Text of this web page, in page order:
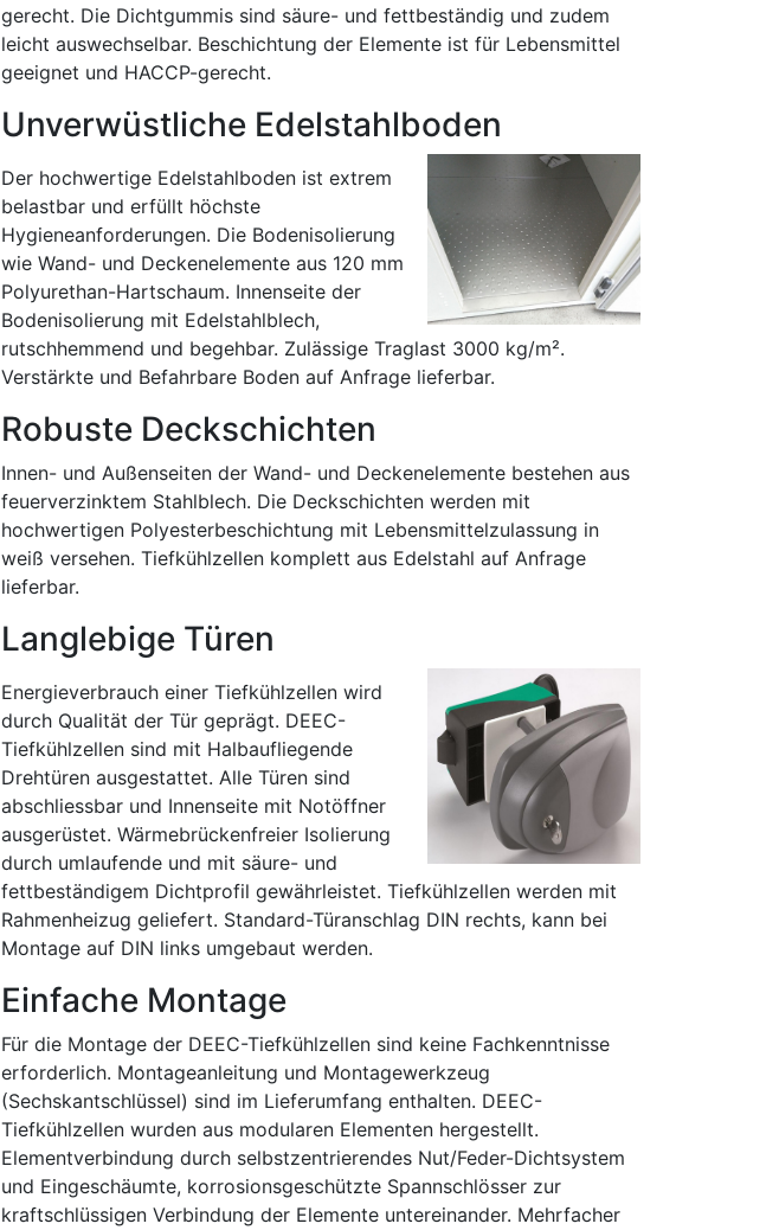
gerecht. Die Dichtgummis sind säure- und fettbeständig und zudem
leicht auswechselbar. Beschichtung der Elemente ist für Lebensmittel
geeignet und HACCP-gerecht.
Unverwüstliche Edelstahlboden
Der hochwertige Edelstahlboden ist extrem
belastbar und erfüllt höchste
Hygieneanforderungen. Die Bodenisolierung
wie Wand- und Deckenelemente aus 120 mm
Polyurethan-Hartschaum. Innenseite der
Bodenisolierung mit Edelstahlblech,
rutschhemmend und begehbar. Zulässige Traglast 3000 kg/m².
Verstärkte und Befahrbare Boden auf Anfrage lieferbar.
Robuste Deckschichten
Innen- und Außenseiten der Wand- und Deckenelemente bestehen aus
feuerverzinktem Stahlblech. Die Deckschichten werden mit
hochwertigen Polyesterbeschichtung mit Lebensmittelzulassung in
weiß versehen. Tiefkühlzellen komplett aus Edelstahl auf Anfrage
lieferbar.
Langlebige Türen
Energieverbrauch einer Tiefkühlzellen wird
durch Qualität der Tür geprägt. DEEC-
Tiefkühlzellen sind mit Halbaufliegende
Drehtüren ausgestattet. Alle Türen sind
abschliessbar und Innenseite mit Notöffner
ausgerüstet. Wärmebrückenfreier Isolierung
durch umlaufende und mit säure- und
fettbeständigem Dichtprofil gewährleistet. Tiefkühlzellen werden mit
Rahmenheizug geliefert. Standard-Türanschlag DIN rechts, kann bei
Montage auf DIN links umgebaut werden.
Einfache Montage
Für die Montage der DEEC-Tiefkühlzellen sind keine Fachkenntnisse
erforderlich. Montageanleitung und Montagewerkzeug
(Sechskantschlüssel) sind im Lieferumfang enthalten. DEEC-
Tiefkühlzellen wurden aus modularen Elementen hergestellt.
Elementverbindung durch selbstzentrierendes Nut/Feder-Dichtsystem
und Eingeschäumte, korrosionsgeschützte Spannschlösser zur
kraftschlüssigen Verbindung der Elemente untereinander. Mehrfacher